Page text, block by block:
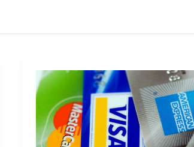
EL
SUPREMO
DECIDIRÁ
EL
PRÓXIMO